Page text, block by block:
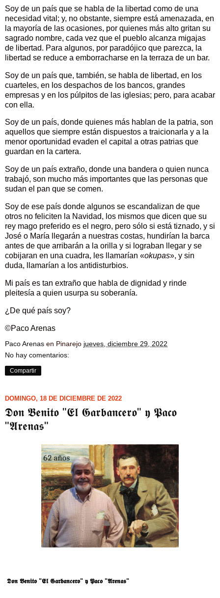
Soy de un país que se habla de la libertad como de una
necesidad vital; y, no obstante, siempre está amenazada, en
la mayoría de las ocasiones, por quienes más alto gritan su
sagrado nombre, cada vez que el pueblo alcanza migajas
de libertad. Para algunos, por paradójico que parezca, la
libertad se reduce a emborracharse en la terraza de un bar.
Soy de un país que, también, se habla de libertad, en los
cuarteles, en los despachos de los bancos, grandes
empresas y en los púlpitos de las iglesias; pero, para acabar
con ella.
Soy de un país, donde quienes más hablan de la patria, son
aquellos que siempre están dispuestos a traicionarla y a la
menor oportunidad evaden el capital a otras patrias que
guardan en la cartera.
Soy de un país extraño, donde una bandera o quien nunca
trabajó, son mucho más importantes que las personas que
sudan el pan que se comen.
Soy de ese país donde algunos se escandalizan de que
otros no feliciten la Navidad, los mismos que dicen que su
rey mago preferido es el negro, pero sólo si está tiznado, y si
José o María llegarán a nuestras costas, hundirían la barca
antes de que arribarán a la orilla y si lograban llegar y se
cobijaran en una cuadra, les llamarían «okupas», y sin
duda, llamarían a los antidisturbios.
Mi país es tan extraño que habla de dignidad y rinde
pleitesía a quien usurpa su soberanía.
¿De qué país soy?
©Paco Arenas
Paco Arenas en Pinarejo jueves, diciembre 29, 2022
No hay comentarios:
Compartir
DOMINGO, 18 DE DICIEMBRE DE 2022
𝕯𝖔𝖓 𝕭𝖊𝖓𝖎𝖙𝖔 "𝕰𝖑 𝕲𝖆𝖗𝖇𝖆𝖓𝖈𝖊𝖗𝖔" 𝖞 𝕻𝖆𝖈𝖔
"𝕬𝖗𝖊𝖓𝖆𝖘"
𝕯𝖔𝖓 𝕭𝖊𝖓𝖎𝖙𝖔 "𝕰𝖑 𝕲𝖆𝖗𝖇𝖆𝖓𝖈𝖊𝖗𝖔" 𝖞 𝕻𝖆𝖈𝖔 "𝕬𝖗𝖊𝖓𝖆𝖘"